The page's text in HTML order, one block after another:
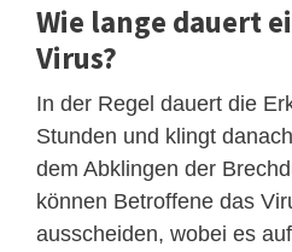
Wie lange dauert
Virus?
In der Regel dauert die
Stunden und klingt
dem Abklingen der
können Betroffene das
ausscheiden, wobei es